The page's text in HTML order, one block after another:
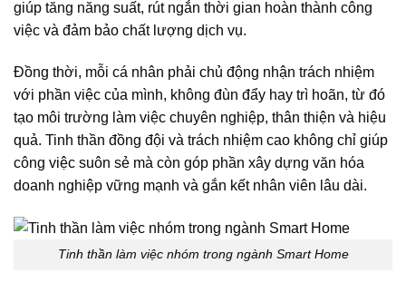
giúp tăng năng suất, rút ngắn thời gian hoàn thành công
việc và đảm bảo chất lượng dịch vụ.
Đồng thời, mỗi cá nhân phải chủ động nhận trách nhiệm
với phần việc của mình, không đùn đẩy hay trì hoãn, từ đó
tạo môi trường làm việc chuyên nghiệp, thân thiện và hiệu
quả. Tinh thần đồng đội và trách nhiệm cao không chỉ giúp
công việc suôn sẻ mà còn góp phần xây dựng văn hóa
doanh nghiệp vững mạnh và gắn kết nhân viên lâu dài.
Tinh thần làm việc nhóm trong ngành Smart Home